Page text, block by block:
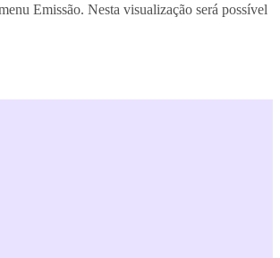
Emissão. Nesta visualização será possível